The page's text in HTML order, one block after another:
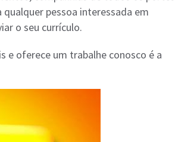
pessoa interessada em
o seu currículo.
e oferece um trabalhe conosco é a